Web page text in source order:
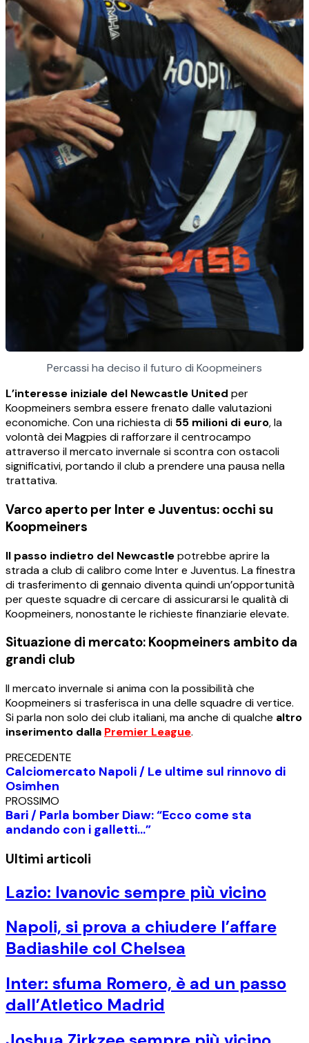
Percassi ha deciso il futuro di Koopmeiners
L’interesse iniziale del Newcastle United per
Koopmeiners sembra essere frenato dalle valutazioni
economiche. Con una richiesta di 55 milioni di euro, la
volontà dei Magpies di rafforzare il centrocampo
attraverso il mercato invernale si scontra con ostacoli
significativi, portando il club a prendere una pausa nella
trattativa.
Varco aperto per Inter e Juventus: occhi su
Koopmeiners
Il passo indietro del Newcastlepotrebbe aprire la
strada a club di calibro come Inter e Juventus. La finestra
di trasferimento di gennaio diventa quindi un’opportunità
per queste squadre di cercare di assicurarsi le qualità di
Koopmeiners, nonostante le richieste finanziarie elevate.
Situazione di mercato: Koopmeiners ambito da
grandi club
Il mercato invernale si anima con la possibilità che
Koopmeiners si trasferisca in una delle squadre di vertice.
Si parla non solo dei club italiani, ma anche di qualche altro
inserimento dalla Premier League.
PRECEDENTE
Calciomercato Napoli / Le ultime sul rinnovo di
Osimhen
PROSSIMO
Bari / Parla bomber Diaw: “Ecco come sta
andando con i galletti…”
Ultimi articoli
Lazio: Ivanovic sempre più vicino
Napoli, si prova a chiudere l’affare
Badiashile col Chelsea
Inter: sfuma Romero, è ad un passo
dall’Atletico Madrid